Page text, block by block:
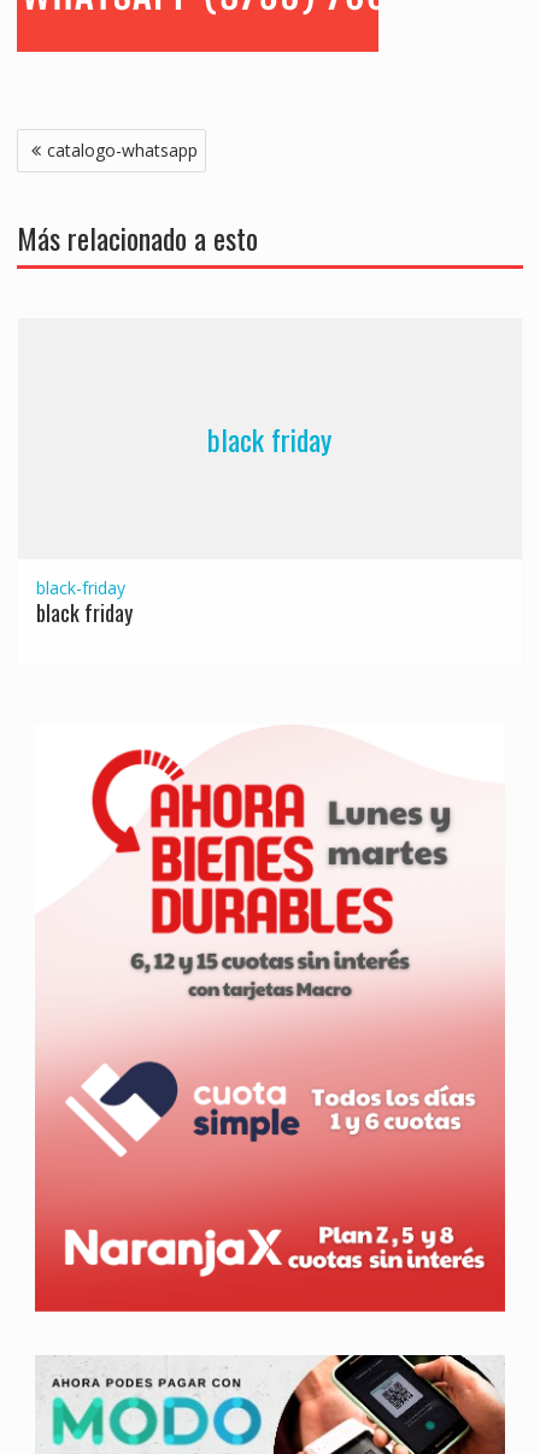
Navegación
de
catalogo-whatsapp
Más relacionado a esto
black friday
black-friday
black friday